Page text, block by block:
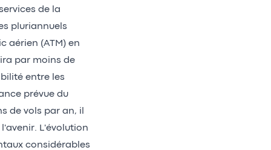
de la
pluriannuels
aérien (ATM) en
par moins de
entre les
prévue du
de vols par an, il
L'évolution
considérables